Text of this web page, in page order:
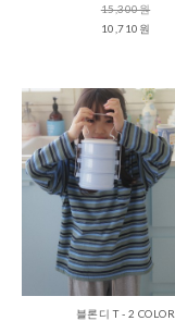
15,300원
10,710원
블론디 T - 2 COLOR